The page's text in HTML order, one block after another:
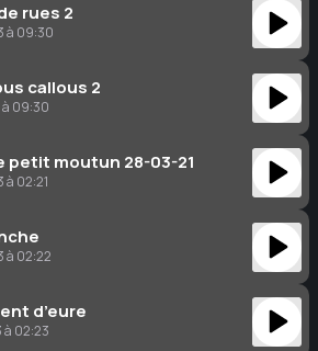
rues 2
à 09:30
callous 2
09:30
petit moutun 28-03-21
02:21
à 02:22
d’eure
02:23